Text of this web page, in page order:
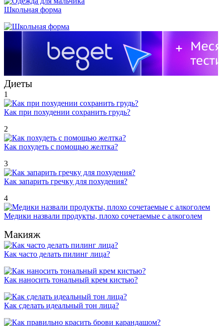
Школьная форма
Диеты
1
Как при похудении сохранить грудь?
2
Как похудеть с помощью желтка?
3
Как запарить гречку для похудения?
4
Медики назвали продукты, плохо сочетаемые с алкоголем
Макияж
Как часто делать пилинг лица?
Как наносить тональный крем кистью?
Как сделать идеальный тон лица?